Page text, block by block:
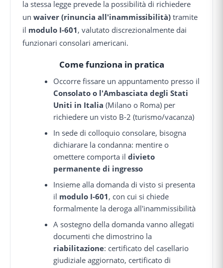
la stessa legge prevede la possibilità di richiedere
un waiver (rinuncia all'inammissibilità) tramite
il modulo I-601, valutato discrezionalmente dai
funzionari consolari americani.
Come funziona in pratica
Occorre fissare un appuntamento presso il
Consolato o l'Ambasciata degli Stati
Uniti in Italia (Milano o Roma) per
richiedere un visto B-2 (turismo/vacanza)
In sede di colloquio consolare, bisogna
dichiarare la condanna: mentire o
omettere comporta ildivieto
permanente di ingresso
Insieme alla domanda di visto si presenta
il modulo I-601, con cui si chiede
formalmente la deroga all'inammissibilità
A sostegno della domanda vanno allegati
documenti che dimostrino la
riabilitazione: certificato del casellario
giudiziale aggiornato, certificato di